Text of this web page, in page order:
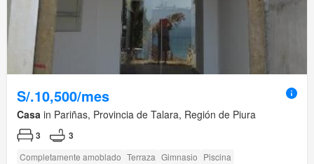
S/.10,500/mes
Casa in Pariñas, Provincia de Talara, Región de Piura
3 3
Completamente amoblado Terraza Gimnasio Piscina